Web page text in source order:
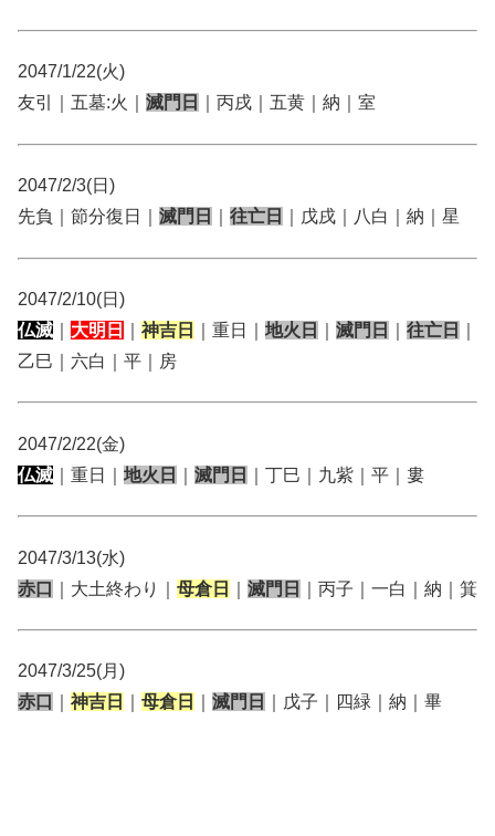
2047/1/22(火)
友引｜五墓:火｜ 滅門日 ｜丙戌｜五黄｜納｜室
2047/2/3(日)
先負｜節分復日｜ 滅門日 往亡日 ｜戊戌｜八白｜納｜星
2047/2/10(日)
仏滅
大明日 神吉日 ｜重日｜ 地火日 滅門日 往亡日
乙巳｜六白｜平｜房
2047/2/22(金)
仏滅 ｜重日｜ 地火日 滅門日 ｜丁巳｜九紫｜平｜婁
2047/3/13(水)
赤口
｜大土終わり｜ 母倉日 滅門日 ｜丙子｜一白｜納｜箕
2047/3/25(月)
赤口
神吉日 母倉日 滅門日 ｜戊子｜四緑｜納｜畢